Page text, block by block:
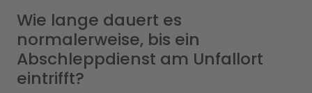
Wie lange dauert es
normalerweise, bis ein
Abschleppdienst am Unfallort
eintrifft?